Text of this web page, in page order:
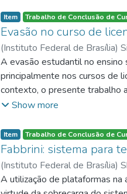
conjuntos de aplicação do
dedicada ao treinamento. O
métodos de aprendizado de
resultados mostraram que o
70%, enquanto RF e SVM
Item Trabalho de Conclusão de
Evasão no curso de
(Instituto Federal de Brasília)
A evasão estudantil no ensino
principalmente nos cursos de
contexto, o presente trabalho
(IFB), Campus Gama, por
dados institucionais
considerados os números de
que permitiram acompanhar o
evasão esteve presente
o número de concluintes do
Show more
Item Trabalho de Conclusão de
Fabbrini: sistema para
(Instituto Federal de Brasília)
A utilização de plataformas na